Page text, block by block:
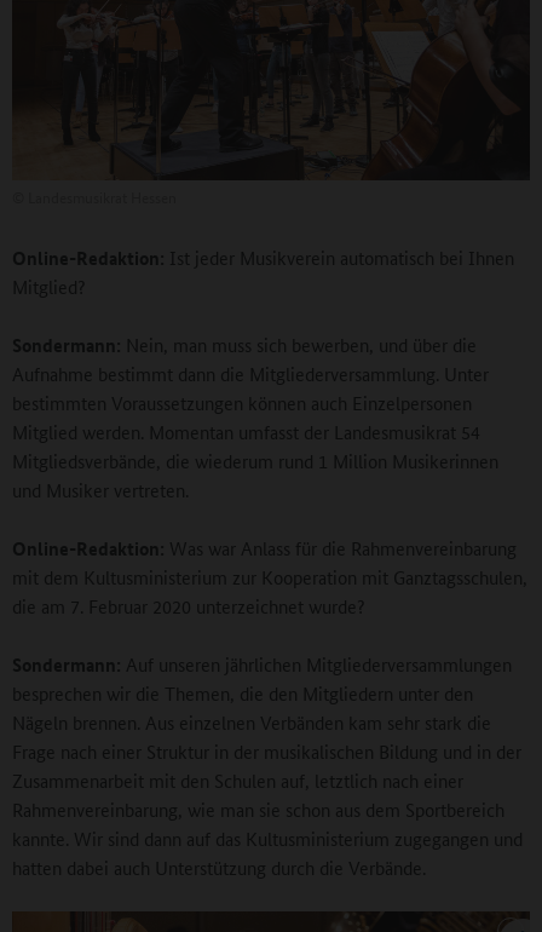
Online-Redaktion: Ist jeder Musikverein automatisch bei Ihnen
Mitglied?
Sondermann: Nein, man muss sich bewerben, und über die
Aufnahme bestimmt dann die Mitgliederversammlung. Unter
bestimmten Voraussetzungen können auch Einzelpersonen
Mitglied werden. Momentan umfasst der Landesmusikrat 54
Mitgliedsverbände, die wiederum rund 1 Million Musikerinnen
und Musiker vertreten.
Online-Redaktion: Was war Anlass für die Rahmenvereinbarung
mit dem Kultusministerium zur Kooperation mit Ganztagsschulen,
die am 7. Februar 2020 unterzeichnet wurde?
Sondermann: Auf unseren jährlichen Mitgliederversammlungen
besprechen wir die Themen, die den Mitgliedern unter den
Nägeln brennen. Aus einzelnen Verbänden kam sehr stark die
Frage nach einer Struktur in der musikalischen Bildung und in der
Zusammenarbeit mit den Schulen auf, letztlich nach einer
Rahmenvereinbarung, wie man sie schon aus dem Sportbereich
kannte. Wir sind dann auf das Kultusministerium zugegangen und
hatten dabei auch Unterstützung durch die Verbände.